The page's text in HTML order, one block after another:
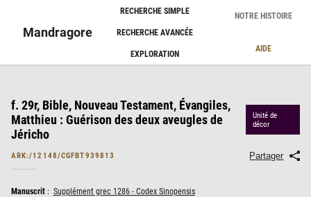
Mandragore
RECHERCHE SIMPLE
RECHERCHE AVANCÉE
EXPLORATION
NOTRE HISTOIRE
AIDE
f. 29r, Bible, Nouveau Testament, Évangiles,
Matthieu : Guérison des deux aveugles de
Jéricho
Unité de
décor
ARK:/12148/CGFBT939813 Partager
Manuscrit: Supplément grec 1286 - Codex Sinopensis